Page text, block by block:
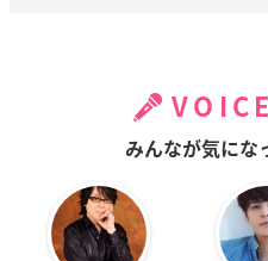
みんなが気にな